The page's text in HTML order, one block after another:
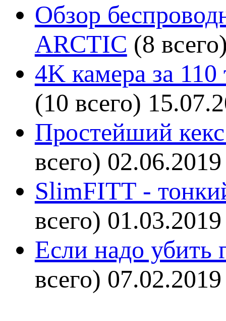
Обзор
ARCTIC (8
4K камера за
(10 всего)
Простейший кекс
всего) 02.06.2019
SlimFITT -
всего) 01.03.2019
Если надо убить
всего) 07.02.2019